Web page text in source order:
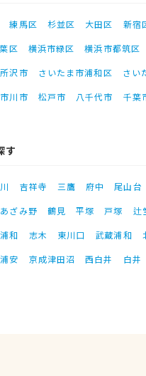
練馬区 杉並区 大田区 新宿
区 横浜市緑区 横浜市都筑区
所沢市 さいたま市浦和区 さい
市川市 松戸市 八千代市 千葉
す
吉祥寺 三鷹 府中 尾山台
あざみ野 鶴見 平塚 戸塚 辻
和 志木 東川口 武蔵浦和
安 京成津田沼 西白井 白井